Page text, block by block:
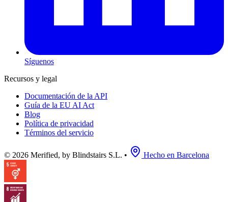
Síguenos
Recursos y legal
Documentación de la API
Guía de la EU AI Act
Blog
Política de privacidad
Términos del servicio
© 2026 Merified, by Blindstairs S.L. • Hecho en Barcelona